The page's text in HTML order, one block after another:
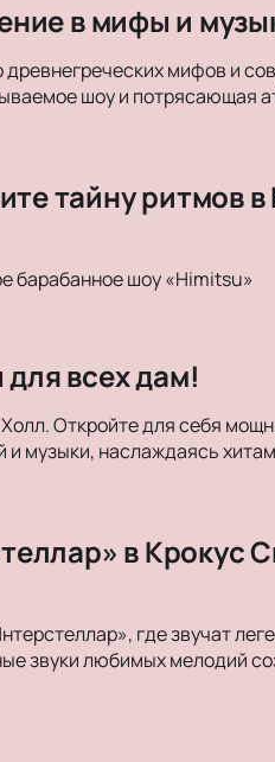
в мифы и
мифов и
шоу и потрясающая
тайну ритмов
барабанное шоу «Himitsu»
всех дам!
Откройте для себя
и музыки, наслаждаясь
в Крокус
где звучат
звуки любимых мелодий